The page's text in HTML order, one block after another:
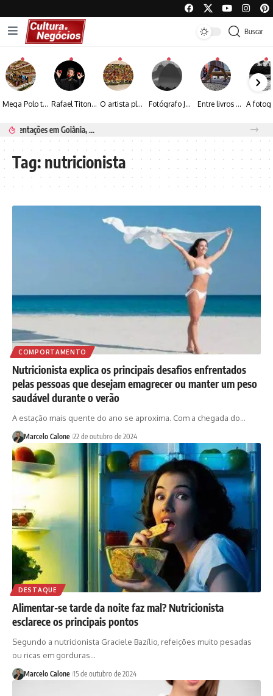
Buscar
Mega Polo transforma lançamento de coleção em plataforma nacional de negócios e projeta crescimento de mais de 15% Rafael Titonelly leva magia e acolhimento a crianças em tratamento oncológico em Juiz de Fora O artista plástico Jorge Luiz transforma sustentabilidade e criatividade em arte contemporânea Fotógrafo José Roberto apresenta um olhar sensível sobre arquitetura, formas e luz na fotografia Entre livros e fotografia autoral, Sebastião Reis consolida uma trajetória marcada pelo olhar artístico
Renato Seerig e a poesia da natureza iluminada pela lua
Tag:nutricionista
COMPORTAMENTO
Nutricionista explica os principais desafios enfrentados
pelas pessoas que desejam emagrecer ou manter um peso
saudável durante o verão
A estação mais quente do ano se aproxima. Com a chegada do…
Marcelo Calone 22 de outubro de 2024
DESTAQUE
Alimentar-se tarde da noite faz mal? Nutricionista
esclarece os principais pontos
Segundo a nutricionista Graciele Bazílio, refeições muito pesadas
ou ricas em gorduras…
Marcelo Calone 15 de outubro de 2024